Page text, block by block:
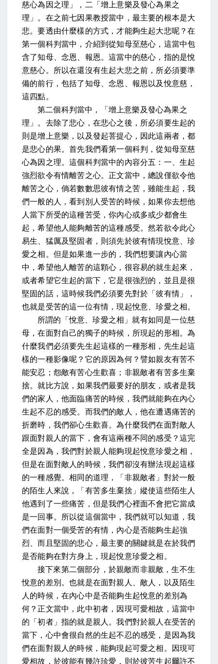
慈心為因之理」，二「增上意樂及發心為果之
理」。在之前七因果教授當中，最主要的根本是大
悲。要透由什麼樣的方式，才能夠生起大悲呢？在
第一個科判當中，介紹到從知母至慈心，這當中包
含了知母、念恩、報恩。這當中的慈心，指的是悅
意慈心。所以在還沒有生起大悲之前，所必須要準
備的前行，包括了知母、念恩、報恩以及悅意慈，
這四點。
第二個科判當中，「增上意樂及發心為果之
理」。去除了悲心，在悲心之後，所必須要生起的
則是增上意樂，以及發起菩提心，因此這兩者，都
是悲心的果。首先我們看第一個科判，從知母至慈
心為因之理。這個科判當中的內容分五：一、生起
強烈欲令有情離苦之心。正文當中 ，總說僅欲令他
離苦之心，倘若數數思彼有情之苦 ，雖能生起，我
們一般的人，看到別人受苦的時候，如果你去想他
人當下所受的這種苦受，你內心或多或少都會生
起，希望他人能夠離苦的這種感受。然若欲令此心
易生、猛厲及堅固者，則須先於彼有情現悅意、珍
愛之相 。但是如果進一步的，我們想要讓內心當
中，希望他人離苦的這顆心，很容易的就生起來，
或者希望它生起的當下，它是很強烈的，並且是很
堅固的話，這時候我們必須要先對於「彼有情」，
也就是受苦的這一位有情，現起悅意、珍愛之相。
所謂的「悅意、珍愛之相」就有如同是一位慈
母，在面對自己的獨子的時候，所現起的形相。為
什麼我們必須要先生起這樣的一種形相，先生起這
樣的一種影像呢？它的原因為何？ 譬如親友有苦不
能安忍；怨敵有苦心生歡喜；非親敵者有苦多生棄
捨。就比方說，如果我們最要好的朋友，或者是我
們的家人，他面臨痛苦的時候，我們就能夠在內心
生起不忍的感受。而我們的敵人，他在遭遇痛苦的
折磨時，我們卻心生歡喜。為什麼我們在面對敵人
跟面對親人的當下，會有這兩種不同的感受？這完
全是因為，我們對於親人能夠現起悅意珍愛之相，
但是在面對敵人的時候，我們卻沒有辦法現起這樣
的一種感覺。相同的道理，「非親敵者」對於一般
的陌生人來說，「有苦多生棄捨」縱使這些陌生人
他遇到了一些痛苦，但是我們心裡面不會把它當成
是一回事。所以從這個當中，我們就可以知道，我
們在面對一個受苦的有情，內心是否能夠生起強
烈、而且堅固的悲心，最主要的關鍵就是在於我們
是否能夠在對方身上，現起悅意珍愛之相。
接下來第二個部分，於親敵而非親敵，生不生
悅意的差別。也就是在面對親人、敵人，以及陌生
人的時候，在內心中是否能夠生起悅意的差別為
何？正文當中， 此中初者，因現可愛相故， 這當中
的「初者」指的就是親人。我們對於親人在受苦的
當下，心中會很自然的生起不忍的感受，是因為我
們在面對親人的時候，能夠現起可愛之相。因現可
愛相故， 於彼能有幾許珍愛，則於彼苦生起爾許不